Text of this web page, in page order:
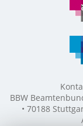
BBW
• 70188